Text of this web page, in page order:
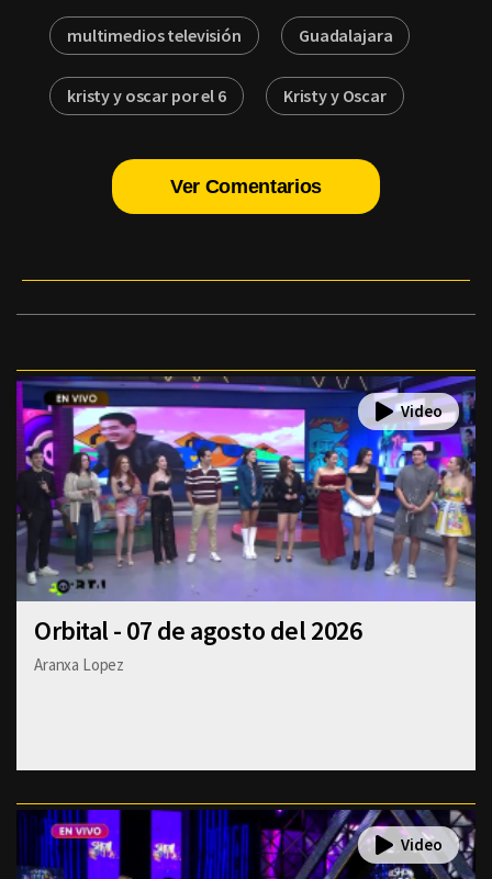
multimedios televisión Guadalajara
kristy y oscar por el 6 Kristy y Oscar
Ver Comentarios
Orbital - 07 de agosto del 2026
Aranxa Lopez